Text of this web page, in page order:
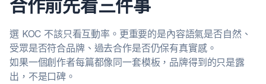
合作前先看三件事
選 KOC 不該只看互動率。更重要的是內容語氣是否自然、
受眾是否符合品牌、過去合作是否仍保有真實感。
如果一個創作者每篇都像同一套模板，品牌得到的只是露
出，不是口碑。